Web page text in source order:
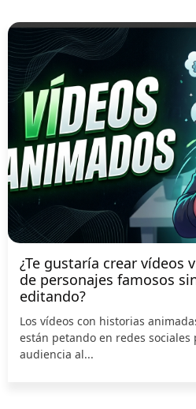
¿Te gustaría crear vídeos
de personajes famosos
editando?
Los vídeos con historias
están petando en redes
audiencia al...